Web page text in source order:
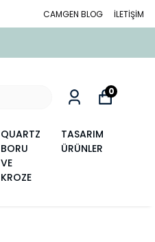
CAMGEN BLOG İLETİŞİM
QUARTZ
BORU
VE
KROZE
TASARIM
ÜRÜNLER
0